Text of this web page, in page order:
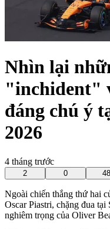
Nhìn lại
"inchident"
đáng chú ý
2026
4 tháng trước
2 0 48
Ngoài chiến thắng thứ hai
Oscar Piastri, chặng đua
nghiêm trọng của Oliver